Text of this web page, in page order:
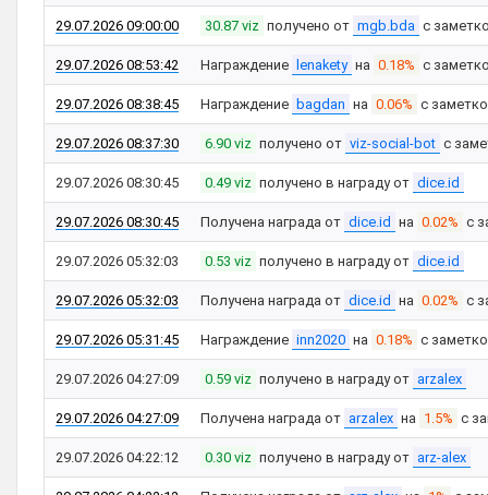
29.07.2026 09:00:00 30.87 viz получено от mgb.bda с
29.07.2026 08:53:42 Награждение lenakety на 0.18% с
29.07.2026 08:38:45 Награждение bagdan на 0.06% с
29.07.2026 08:37:30 6.90 viz получено от viz-social-bot с
29.07.2026 08:30:45 0.49 viz получено в награду от dice.id
29.07.2026 08:30:45 Получена награда от dice.id на 0.02% с
29.07.2026 05:32:03 0.53 viz получено в награду от dice.id
29.07.2026 05:32:03 Получена награда от dice.id на 0.02% с
29.07.2026 05:31:45 Награждение inn2020 на 0.18% с
29.07.2026 04:27:09 0.59 viz получено в награду от arzalex
29.07.2026 04:27:09 Получена награда от arzalex на 1.5% с
29.07.2026 04:22:12 0.30 viz получено в награду от arz-alex